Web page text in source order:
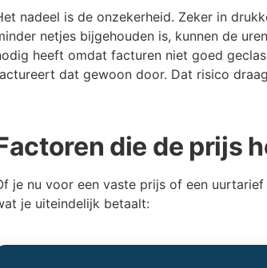
nadeel is de onzekerheid. Zeker in
netjes bijgehouden is, kunnen de
heeft omdat facturen niet goed
dat gewoon door. Dat risico
die de prijs
je nu voor een vaste prijs of een
je uiteindelijk betaalt: